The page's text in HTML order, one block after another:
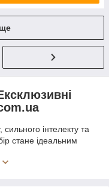
інтелекту та
стане ідеальним
Nardy.com.ua ви